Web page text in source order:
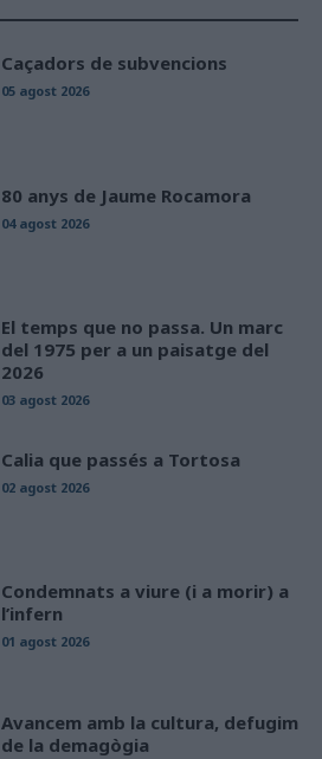
Caçadors de subvencions
05 agost 2026
80 anys de Jaume Rocamora
04 agost 2026
El temps que no passa. Un marc
del 1975 per a un paisatge del
2026
03 agost 2026
Calia que passés a Tortosa
02 agost 2026
Condemnats a viure (i a morir) a
l’infern
01 agost 2026
Avancem amb la cultura, defugim
de la demagògia